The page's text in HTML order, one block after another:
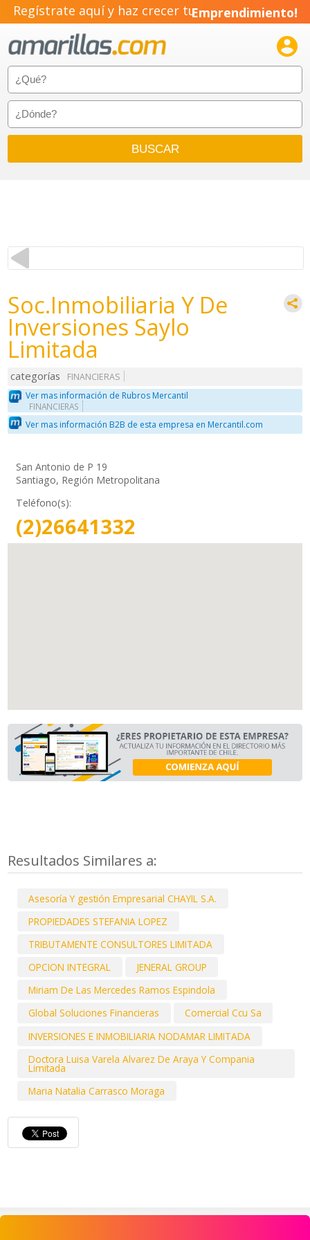
Regístrate aquí y haz crecer tuEmprendimiento!

Soc.Inmobiliaria Y De
Inversiones Saylo
Limitada
categorías
FINANCIERAS
Ver mas información de Rubros Mercantil
FINANCIERAS
Ver mas información B2B de esta empresa en Mercantil.com
San Antonio de P 19
Santiago, Región Metropolitana
Teléfono(s):
(2)26641332
Resultados Similares a:
Asesoría Y gestión Empresarial CHAYIL S.A.
PROPIEDADES STEFANIA LOPEZ
TRIBUTAMENTE CONSULTORES LIMITADA
OPCION INTEGRAL
JENERAL GROUP
Miriam De Las Mercedes Ramos Espindola
Global Soluciones Financieras
Comercial Ccu Sa
INVERSIONES E INMOBILIARIA NODAMAR LIMITADA
Doctora Luisa Varela Alvarez De Araya Y Compania
Limitada
Maria Natalia Carrasco Moraga